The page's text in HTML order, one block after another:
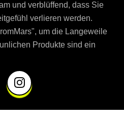
und verblüffend, dass Sie
verlieren werden.
um die Langeweile
Produkte sind ein